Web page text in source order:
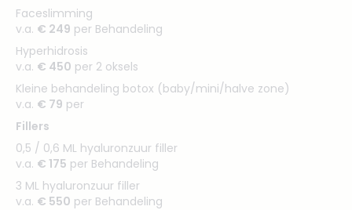
Faceslimming
v.a. € 249 per Behandeling
Hyperhidrosis
v.a. € 450 per 2 oksels
Kleine behandeling botox (baby/mini/halve zone)
v.a. € 79 per
Fillers
0,5 / 0,6 ML hyaluronzuur filler
v.a. € 175 per Behandeling
3 ML hyaluronzuur filler
v.a. € 550 per Behandeling